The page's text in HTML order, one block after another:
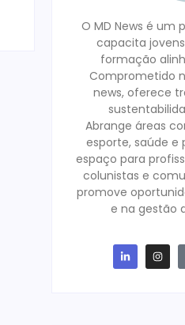
O MD News é um
capacita
formação
Comprometido
news, oferece
Abrange áreas
esporte, saúde e
espaço para
colunistas e
promove
e na gestão